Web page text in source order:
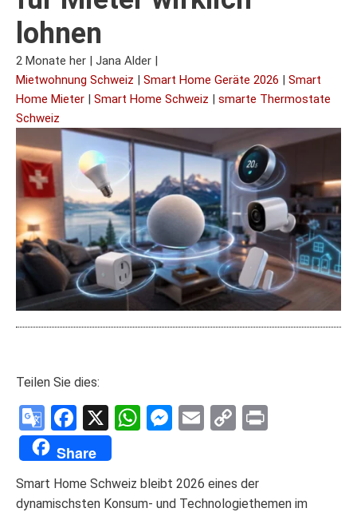
lohnen
2 Monate her | Jana Alder |
Mietwohnung Schweiz | Smart Home Geräte 2026 | Smart
Home Mieter | Smart Home Schweiz | smarte Thermostate
Schweiz
Teilen Sie dies:
Google
Translate
Facebook
X WhatsApp
Messenger
Email
Copy
Share
Smart Home Schweiz bleibt 2026 eines der
dynamischsten Konsum- und Technologiethemen im